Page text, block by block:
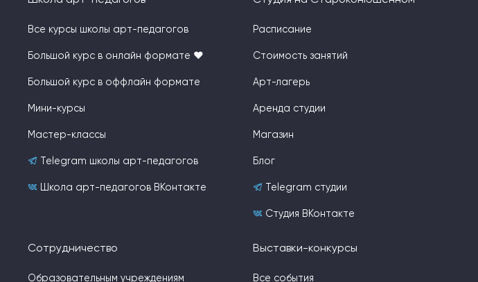
Все курсы школы арт-педагогов
Большой курс в онлайн формате ❤️
Большой курс в оффлайн формате
Мини-курсы
Мастер-классы
Telegram школы арт-педагогов
Школа арт-педагогов ВКонтакте
Расписание
Стоимость занятий
Арт-лагерь
Аренда студии
Магазин
Блог
Telegram студии
Студия ВКонтакте
Сотрудничество
Образовательным учреждениям
Выставки-конкурсы
Все события